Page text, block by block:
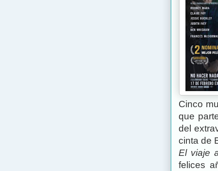
Cinco
que
del
cinta de
El viaje
felices